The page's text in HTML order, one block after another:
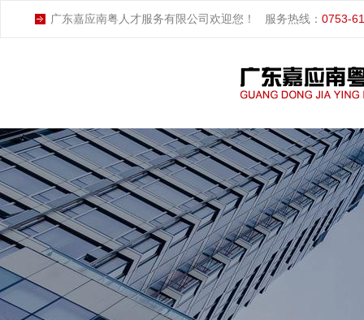
广东嘉应南粤人才服务有限公司欢迎您！ 服务热线： 0753-